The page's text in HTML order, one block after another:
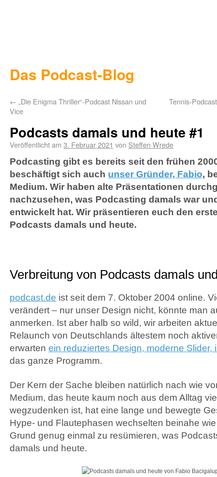
Das Podcast-Blog
← „Die Enigma Thriller“-Podcast Nissan und
Vice
Tennis-
Podcasts damals und heute #1
Veröffentlicht am 3. Februar 2021 von Steffen Wrede
Podcasting gibt es bereits seit den frühen
beschäftigt sich auch unser Gründer, Fabio,
Medium. Wir haben alte Präsentationen
nachzusehen, was Podcasting damals war
entwickelt hat. Wir präsentieren euch den
Podcasts damals und heute.
Verbreitung von Podcasts damals
podcast.de ist seit dem 7. Oktober 2004 online.
verändert – nur unser Design nicht, könnte man
anmerken. Ist aber halb so wild, wir arbeiten
Relaunch von Deutschlands ältestem noch
erwarten ein reduziertes Design, moderne Slider,
das ganze Programm.
Der Kern der Sache bleiben natürlich nach wie
Medium, das heute kaum noch aus dem Alltag
wegzudenken ist, hat eine lange und bewegte
Hype- und Flautephasen wechselten beinahe
Grund genug einmal zu resümieren, was
damals und heute.